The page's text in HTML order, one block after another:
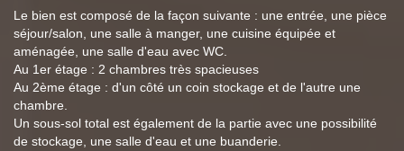
Le bien est composé de la façon suivante : une entrée, une pièce
séjour/salon, une salle à manger, une cuisine équipée et
aménagée, une salle d'eau avec WC.
Au 1er étage : 2 chambres très spacieuses
Au 2ème étage : d'un côté un coin stockage et de l'autre une
chambre.
Un sous-sol total est également de la partie avec une possibilité
de stockage, une salle d'eau et une buanderie.